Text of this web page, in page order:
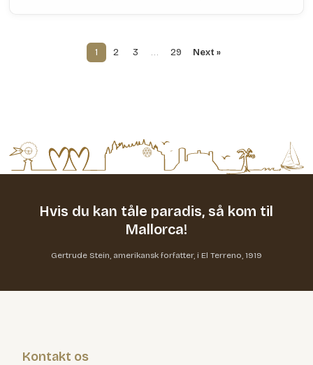
1 2 3 … 29 Next »
Hvis du kan tåle paradis, så kom til
Mallorca!
Gertrude Stein, amerikansk forfatter, i El Terreno, 1919
Kontakt os